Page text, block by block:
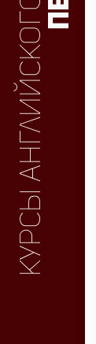
Курсы английского